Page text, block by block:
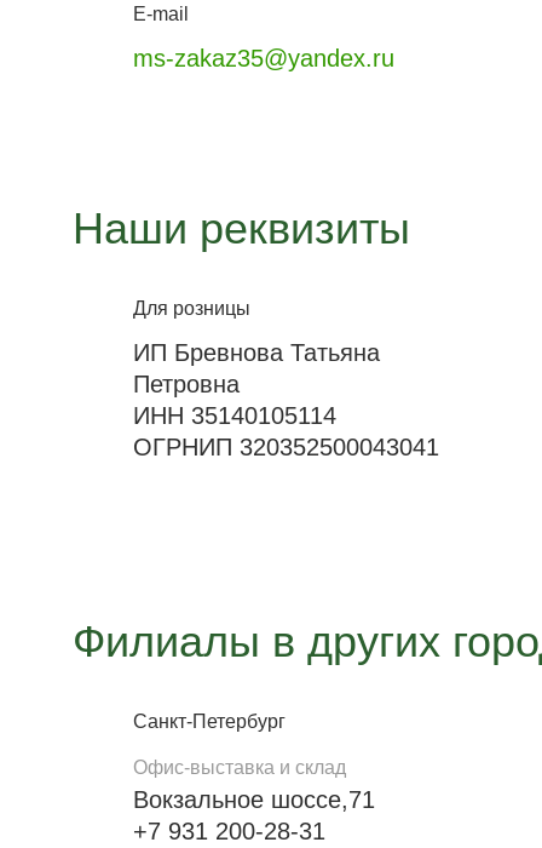
E-mail
ms-zakaz35@yandex.ru
Наши реквизиты
Для розницы
ИП Бревнова Татьяна
Петровна
ИНН 35140105114
ОГРНИП 320352500043041
Филиалы в других
Санкт-Петербург
Офис-выставка и склад
Вокзальное шоссе,71
+7 931 200-28-31